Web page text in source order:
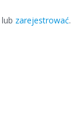
lub zarejestrować.